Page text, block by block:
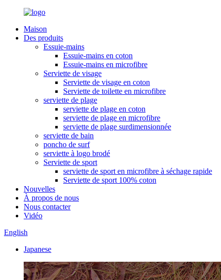
Maison
Des produits
Essuie-mains
Essuie-mains en coton
Essuie-mains en microfibre
Serviette de visage
Serviette de visage en coton
Serviette de toilette en microfibre
serviette de plage
serviette de plage en coton
serviette de plage en microfibre
serviette de plage surdimensionnée
serviette de bain
poncho de surf
serviette à logo brodé
Serviette de sport
serviette de sport en microfibre à séchage rapide
Serviette de sport 100% coton
Nouvelles
À propos de nous
Nous contacter
Vidéo
English
Japanese